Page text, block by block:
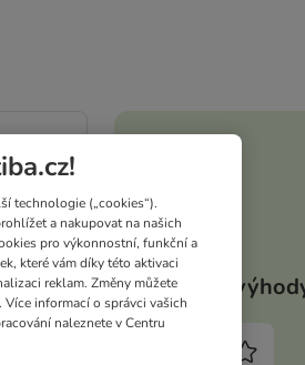
Vaše
technologie („cookies“).
a nakupovat na našich
pro výkonnostní, funkční a
které vám díky této aktivaci
reklam. Změny můžete
informací o správci vašich
naleznete v Centru